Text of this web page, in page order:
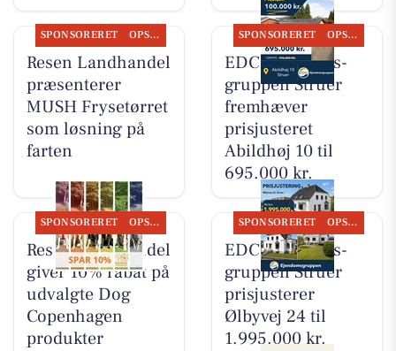
SPONSORERET OPSLAGSTAVLEN
Resen Landhandel
præsenterer
MUSH Frysetørret
som løsning på
farten
SPONSORERET OPSLAGSTAVLEN
EDC Ejen­doms­
grup­pen Struer
fremhæver
prisjusteret
Abildhøj 10 til
695.000 kr.
SPONSORERET OPSLAGSTAVLEN
Resen Landhandel
giver 10% rabat på
udvalgte Dog
Copenhagen
produkter
SPONSORERET OPSLAGSTAVLEN
EDC Ejen­doms­
grup­pen Struer
prisjusterer
Ølbyvej 24 til
1.995.000 kr.